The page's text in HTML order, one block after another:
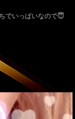
でいっぱいなので😇